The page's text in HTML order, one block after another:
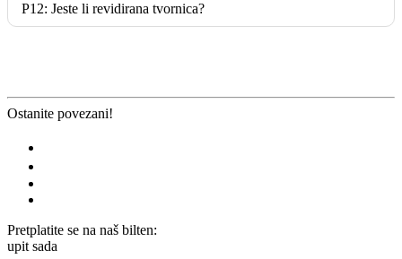
P12: Jeste li revidirana tvornica?
Ostanite povezani!
Pretplatite se na naš bilten:
upit sada